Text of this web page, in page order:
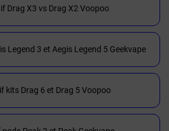
Drag X3 vs Drag X2 Voopoo
Legend 3 et Aegis Legend 5 Geekvape
kits Drag 6 et Drag 5 Voopoo